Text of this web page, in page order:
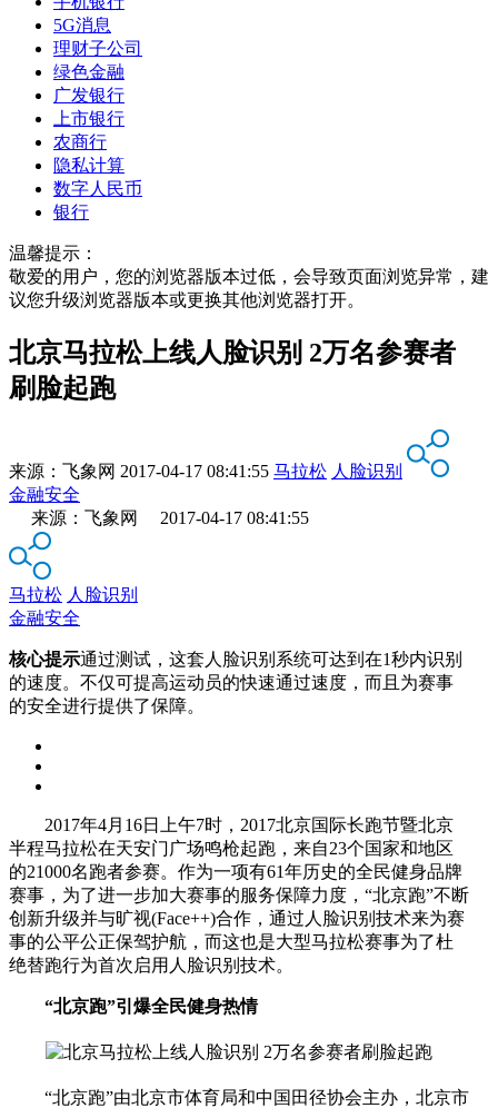
5G消息
理财子公司
绿色金融
广发银行
上市银行
农商行
隐私计算
数字人民币
银行
温馨提示：
敬爱的用户，您的浏览器版本过低，会导致页面浏览异常，建
议您升级浏览器版本或更换其他浏览器打开。
北京马拉松上线人脸识别 2万名参赛者
刷脸起跑
来源： 飞象网 2017-04-17 08:41:55 马拉松 人脸识别
金融安全
来源：飞象网 2017-04-17 08:41:55
马拉松 人脸识别
金融安全
核心提示通过测试，这套人脸识别系统可达到在1秒内识别
的速度。不仅可提高运动员的快速通过速度，而且为赛事
的安全进行提供了保障。
2017年4月16日上午7时，2017北京国际长跑节暨北京
半程马拉松在天安门广场鸣枪起跑，来自23个国家和地区
的21000名跑者参赛。作为一项有61年历史的全民健身品牌
赛事，为了进一步加大赛事的服务保障力度，“北京跑”不断
创新升级并与旷视(Face++)合作，通过人脸识别技术来为赛
事的公平公正保驾护航，而这也是大型马拉松赛事为了杜
绝替跑行为首次启用人脸识别技术。
“北京跑”引爆全民健身热情
“北京跑”由北京市体育局和中国田径协会主办，北京市